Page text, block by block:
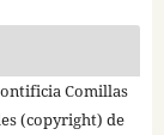
Comillas
(copyright) de